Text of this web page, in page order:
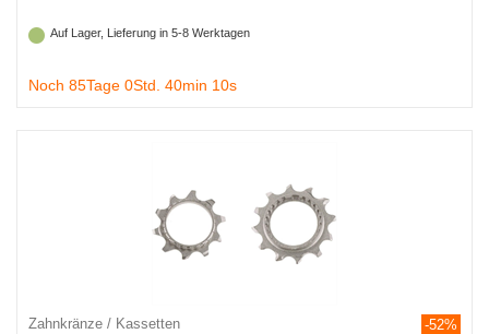
Auf Lager, Lieferung in 5-8 Werktagen
Noch 85Tage 0Std. 40min 9s
Zahnkränze / Kassetten -52%